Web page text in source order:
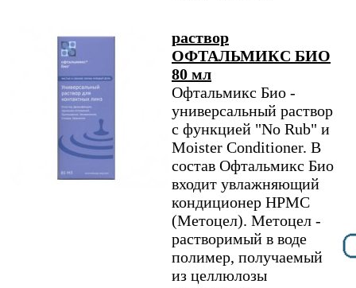
раствор
ОФТАЛЬМИКС БИО
80 мл
Офтальмикс Био -
универсальный раствор
с функцией "No Rub" и
Moister Conditioner. В
состав Офтальмикс Био
входит увлажняющий
кондиционер НРМС
(Метоцел). Метоцел -
растворимый в воде
полимер, получаемый
из целлюлозы